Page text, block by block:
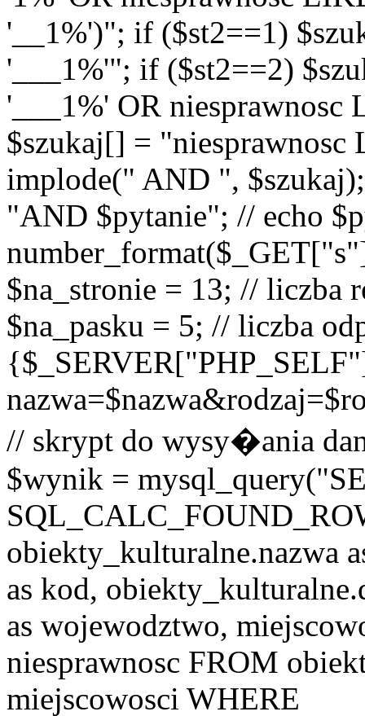
'__1%')"; if ($st2==1)
'___1%'"; if ($st2==2)
'___1%' OR
$szukaj[] =
implode(" AND ",
"AND $pytanie"; // echo
$na_stronie = 13; // liczba
$na_pasku = 5; // liczba
// skrypt do wysy�ania
$wynik =
obiekty_kulturalne.nazwa
as kod,
as wojewodztwo,
niesprawnosc FROM
miejscowosci WHERE